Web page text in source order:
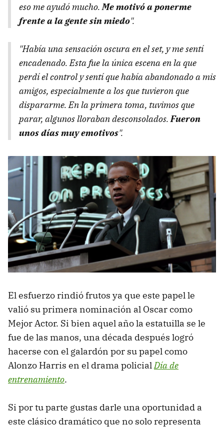
eso me ayudó mucho. Me motivó a ponerme
frente a la gente sin miedo".
"Había una sensación oscura en el set, y me sentí
encadenado. Esta fue la única escena en la que
perdí el control y sentí que había abandonado a mis
amigos, especialmente a los que tuvieron que
dispararme. En la primera toma, tuvimos que
parar, algunos lloraban desconsolados. Fueron
unos días muy emotivos".
El esfuerzo rindió frutos ya que este papel le
valió su primera nominación al Oscar como
Mejor Actor. Si bien aquel año la estatuilla se le
fue de las manos, una década después logró
hacerse con el galardón por su papel como
Alonzo Harris en el drama policialDía de
entrenamiento.
Si por tu parte gustas darle una oportunidad a
este clásico dramático que no solo representa